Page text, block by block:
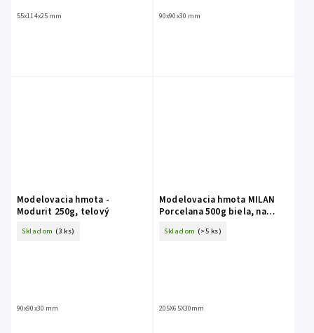
55x114x25 mm 90x90x30 mm
Modelovacia hmota -
Modurit 250g, telový
Skladom (3 ks)
90x90x30 mm
Modelovacia hmota MILAN
Porcelana 500g biela, na
Skladom (>5 ks)
205X65X30mm